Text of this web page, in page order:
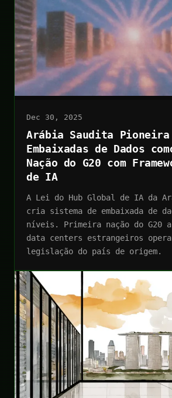
Dec 30, 2025
Arábia Saudita Pioneira
Embaixadas de Dados
Nação do G20 com
de IA
A Lei do Hub Global de IA da
cria sistema de embaixada de
níveis. Primeira nação do G20
data centers estrangeiros
legislação do país de origem.